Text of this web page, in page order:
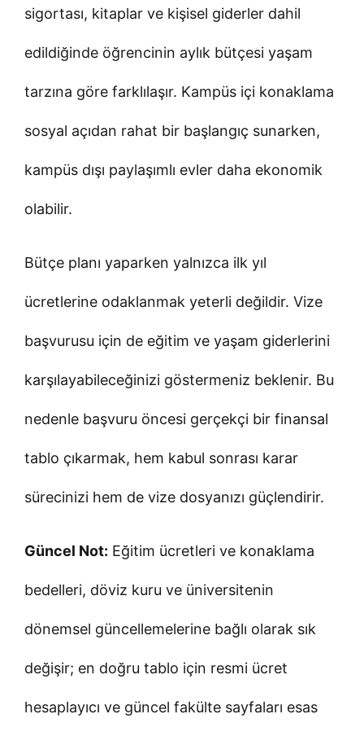
sigortası, kitaplar ve kişisel giderler dahil
edildiğinde öğrencinin aylık bütçesi yaşam
tarzına göre farklılaşır. Kampüs içi konaklama
sosyal açıdan rahat bir başlangıç sunarken,
kampüs dışı paylaşımlı evler daha ekonomik
olabilir.
Bütçe planı yaparken yalnızca ilk yıl
ücretlerine odaklanmak yeterli değildir. Vize
başvurusu için de eğitim ve yaşam giderlerini
karşılayabileceğinizi göstermeniz beklenir. Bu
nedenle başvuru öncesi gerçekçi bir finansal
tablo çıkarmak, hem kabul sonrası karar
sürecinizi hem de vize dosyanızı güçlendirir.
Güncel Not: Eğitim ücretleri ve konaklama
bedelleri, döviz kuru ve üniversitenin
dönemsel güncellemelerine bağlı olarak sık
değişir; en doğru tablo için resmi ücret
hesaplayıcı ve güncel fakülte sayfaları esas